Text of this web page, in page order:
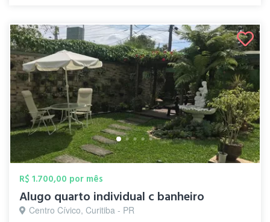
R$ 1.700,00 por mês
Alugo quarto individual c banheiro
Centro Cívico, Curitiba - PR